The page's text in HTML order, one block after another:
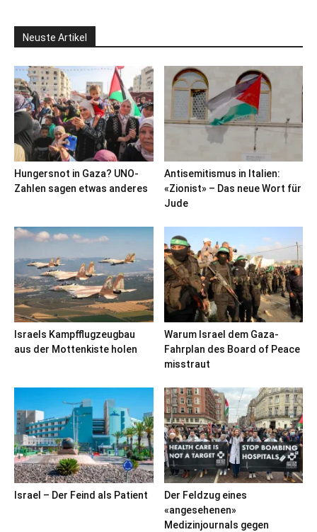
Neuste Artikel
Hungersnot in Gaza? UNO-
Zahlen sagen etwas anderes
Antisemitismus in Italien:
«Zionist» – Das neue Wort für
Jude
Israels Kampfflugzeugbau
aus der Mottenkiste holen
Warum Israel dem Gaza-
Fahrplan des Board of Peace
misstraut
Israel – Der Feind als Patient
Der Feldzug eines
«angesehenen»
Medizinjournals gegen